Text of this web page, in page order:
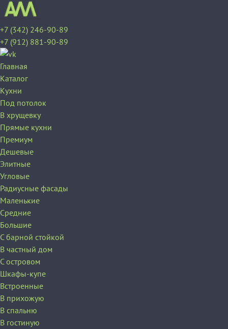
+7 (342) 246-90-89
+7 (912) 881-90-89
Главная
Каталог
Кухни
Под потолок
В хрущевку
Прямые кухни
Премиум
Дешевые
Элитные
Угловые
Радиусные фасады
Маленькие
Средние
Большие
С барной стойкой
В частный дом
C островом
Шкафы-купе
Встроенные
В прихожую
В спальню
В гостиную